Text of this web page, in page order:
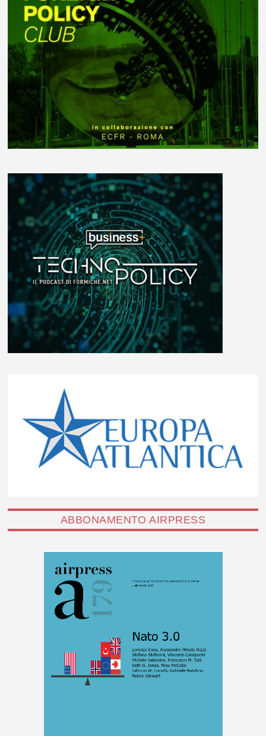
ABBONAMENTO AIRPRESS